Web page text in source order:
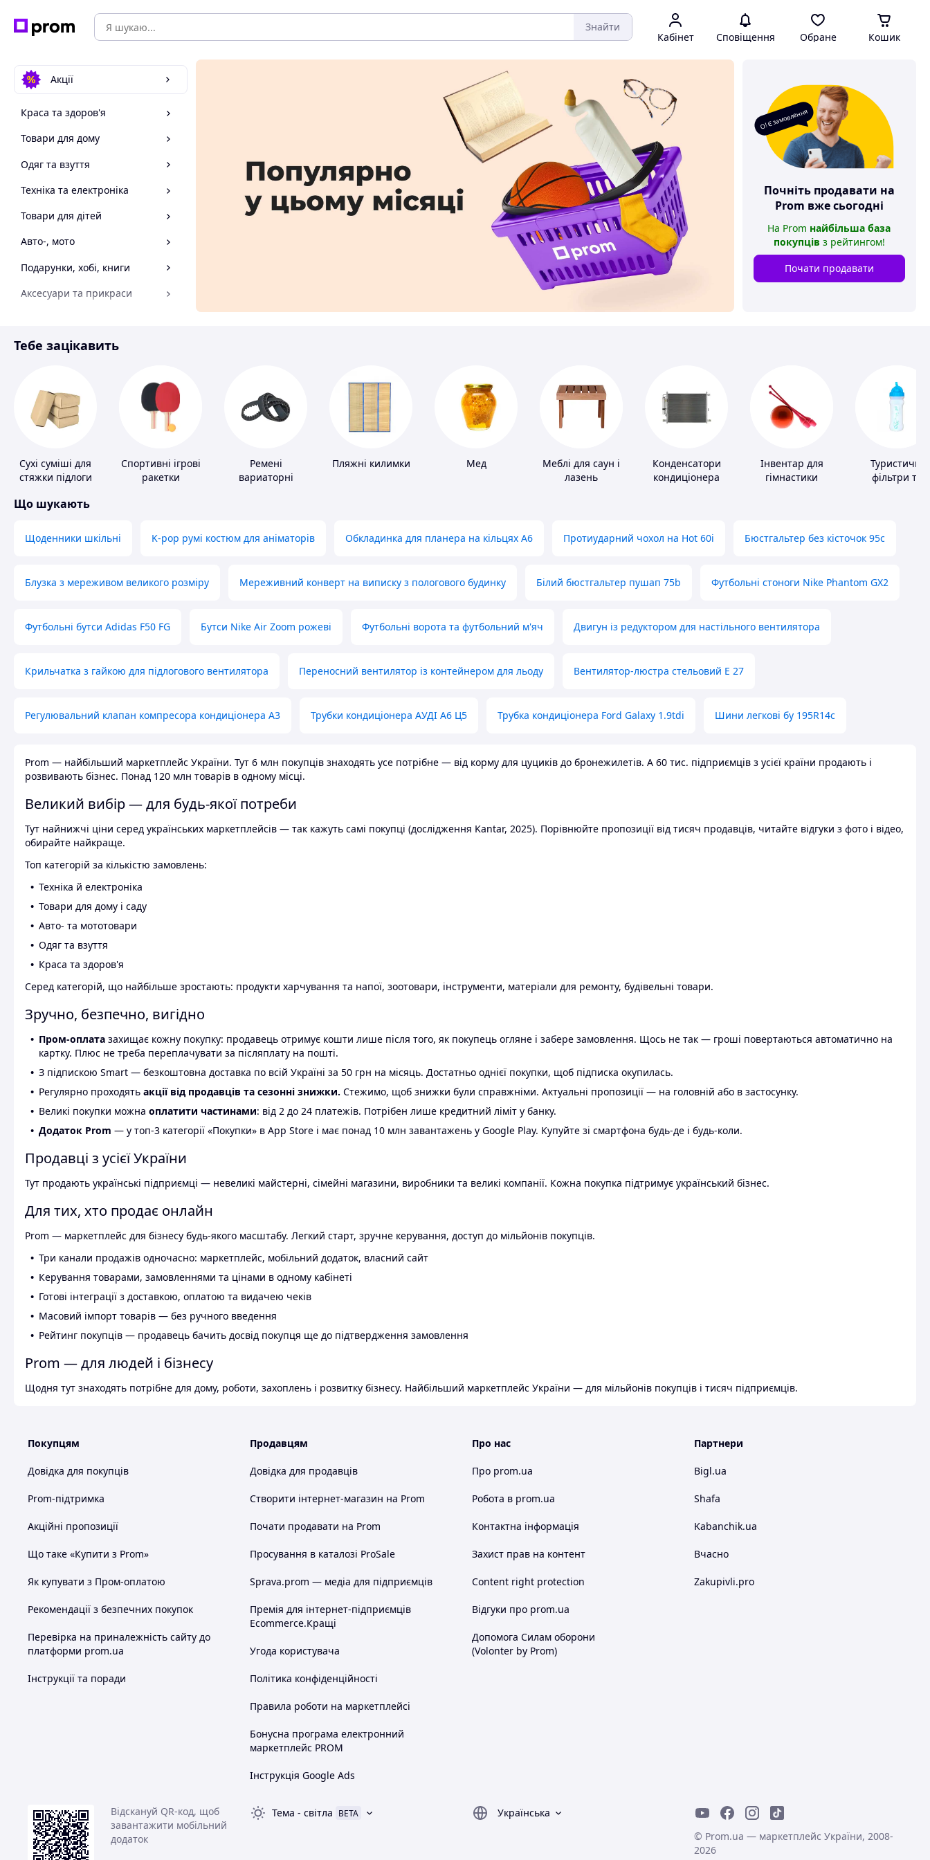
Знайти
Кабінет Сповіщення Обране Кошик
Акції
Краса та здоров'я
Товари для дому
Одяг та взуття
Техніка та електроніка
Товари для дітей
Авто-, мото
Подарунки, хобі, книги
Аксесуари та прикраси
Спорт і відпочинок
О! Є замовлення
Почніть продавати на
Prom вже сьогодні
На Prom найбільша база
покупців з рейтингом!
Почати продавати
Тебе зацікавить
Сухі суміші для
стяжки підлоги
Спортивні ігрові
ракетки
Ремені
вариаторні
Пляжні килимки Мед
Меблі для саун і
лазень
Конденсатори
кондиціонера
Інвентар для
гімнастики
Туристичні
фільтри та
Що шукають
Щоденники шкільні K-pop румі костюм для аніматорів Обкладинка для планера на кільцях А6 Протиударний чохол на Hot 60i Бюстгальтер без кісточок 95с
Блузка з мереживом великого розміру Мереживний конверт на виписку з пологового будинку Білий бюстгальтер пушап 75b Футбольні стоноги Nike Phantom GX2
Футбольні бутси Adidas F50 FG Бутси Nike Air Zoom рожеві Футбольні ворота та футбольний м'яч Двигун із редуктором для настільного вентилятора
Крильчатка з гайкою для підлогового вентилятора Переносний вентилятор із контейнером для льоду Вентилятор-люстра стельовий E 27
Регулювальний клапан компресора кондиціонера А3 Трубки кондиціонера АУДІ А6 Ц5 Трубка кондиціонера Ford Galaxy 1.9tdi Шини легкові бу 195R14c
Prom — найбільший маркетплейс України. Тут 6 млн покупців знаходять усе потрібне — від корму для цуциків до бронежилетів. А 60 тис. підприємців з усієї країни продають і
розвивають бізнес. Понад 120 млн товарів в одному місці.
Великий вибір — для будь-якої потреби
Тут найнижчі ціни серед українських маркетплейсів — так кажуть самі покупці (дослідження Kantar, 2025). Порівнюйте пропозиції від тисяч продавців, читайте відгуки з фото і відео,
обирайте найкраще.
Топ категорій за кількістю замовлень:
Техніка й електроніка
Товари для дому і саду
Авто- та мототовари
Одяг та взуття
Краса та здоров'я
Серед категорій, що найбільше зростають: продукти харчування та напої, зоотовари, інструменти, матеріали для ремонту, будівельні товари.
Зручно, безпечно, вигідно
Пром-оплата захищає кожну покупку: продавець отримує кошти лише після того, як покупець огляне і забере замовлення. Щось не так — гроші повертаються автоматично на
картку. Плюс не треба переплачувати за післяплату на пошті.
З підпискою Smart — безкоштовна доставка по всій Україні за 50 грн на місяць. Достатньо однієї покупки, щоб підписка окупилась.
Регулярно проходять акції від продавців та сезонні знижки. Стежимо, щоб знижки були справжніми. Актуальні пропозиції — на головній або в застосунку.
Великі покупки можна оплатити частинами: від 2 до 24 платежів. Потрібен лише кредитний ліміт у банку.
Додаток Prom — у топ-3 категорії «Покупки» в App Store і має понад 10 млн завантажень у Google Play. Купуйте зі смартфона будь-де і будь-коли.
Продавці з усієї України
Тут продають українські підприємці — невеликі майстерні, сімейні магазини, виробники та великі компанії. Кожна покупка підтримує український бізнес.
Для тих, хто продає онлайн
Prom — маркетплейс для бізнесу будь-якого масштабу. Легкий старт, зручне керування, доступ до мільйонів покупців.
Три канали продажів одночасно: маркетплейс, мобільний додаток, власний сайт
Керування товарами, замовленнями та цінами в одному кабінеті
Готові інтеграції з доставкою, оплатою та видачею чеків
Масовий імпорт товарів — без ручного введення
Рейтинг покупців — продавець бачить досвід покупця ще до підтвердження замовлення
Prom — для людей і бізнесу
Щодня тут знаходять потрібне для дому, роботи, захоплень і розвитку бізнесу. Найбільший маркетплейс України — для мільйонів покупців і тисяч підприємців.
Покупцям
Довідка для покупців
Prom-підтримка
Акційні пропозиції
Що таке «Купити з Prom»
Як купувати з Пром-оплатою
Рекомендації з безпечних покупок
Перевірка на приналежність сайту до
платформи prom.ua
Інструкції та поради
Продавцям
Довідка для продавців
Створити інтернет-магазин на Prom
Почати продавати на Prom
Просування в каталозі ProSale
Sprava.prom — медіа для підприємців
Премія для інтернет-підприємців
Ecommerce.Кращі
Угода користувача
Політика конфіденційності
Правила роботи на маркетплейсі
Бонусна програма електронний
маркетплейс PROM
Інструкція Google Ads
Про нас
Про prom.ua
Робота в prom.ua
Контактна інформація
Захист прав на контент
Content right protection
Відгуки про prom.ua
Допомога Силам оборони
(Volonter by Prom)
Партнери
Bigl.ua
Shafa
Kabanchik.ua
Вчасно
Zakupivli.pro
Відскануй QR-код, щоб
завантажити мобільний
додаток
Тема - світла BETA
Українська
© Prom.ua — маркетплейс України, 2008-
2026